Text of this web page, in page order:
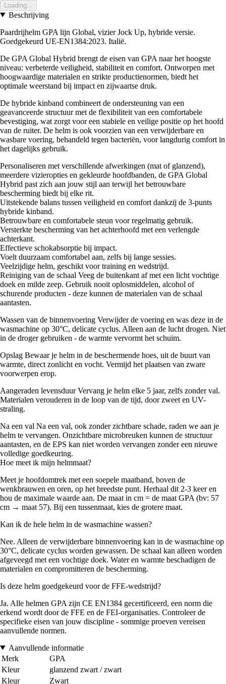
Loading...
Beschrijving
Paardrijhelm GPA lijn Global, vizier Jock Up, hybride versie.
Goedgekeurd UE-EN1384:2023. Italië.
De GPA Global Hybrid brengt de eisen van GPA naar het hoogste
niveau: verbeterde veiligheid, stabiliteit en comfort. Ontworpen met
hoogwaardige materialen en strikte productienormen, biedt het
optimale weerstand bij impact en zijwaartse druk.
De hybride kinband combineert de ondersteuning van een
geavanceerde structuur met de flexibiliteit van een comfortabele
bevestiging, wat zorgt voor een stabiele en veilige positie op het hoofd
van de ruiter. De helm is ook voorzien van een verwijderbare en
wasbare voering, behandeld tegen bacteriën, voor langdurig comfort in
het dagelijks gebruik.
Personaliseren met verschillende afwerkingen (mat of glanzend),
meerdere vizieropties en gekleurde hoofdbanden, de GPA Global
Hybrid past zich aan jouw stijl aan terwijl het betrouwbare
bescherming biedt bij elke rit.
Uitstekende balans tussen veiligheid en comfort dankzij de 3-punts
hybride kinband.
Betrouwbare en comfortabele steun voor regelmatig gebruik.
Versterkte bescherming van het achterhoofd met een verlengde
achterkant.
Effectieve schokabsorptie bij impact.
Voelt duurzaam comfortabel aan, zelfs bij lange sessies.
Veelzijdige helm, geschikt voor training en wedstrijd.
Reiniging van de schaal Veeg de buitenkant af met een licht vochtige
doek en milde zeep. Gebruik nooit oplosmiddelen, alcohol of
schurende producten - deze kunnen de materialen van de schaal
aantasten.
Wassen van de binnenvoering Verwijder de voering en was deze in de
wasmachine op 30°C, delicate cyclus. Alleen aan de lucht drogen. Niet
in de droger gebruiken - de warmte vervormt het schuim.
Opslag Bewaar je helm in de beschermende hoes, uit de buurt van
warmte, direct zonlicht en vocht. Vermijd het plaatsen van zware
voorwerpen erop.
Aangeraden levensduur Vervang je helm elke 5 jaar, zelfs zonder val.
Materialen verouderen in de loop van de tijd, door zweet en UV-
straling.
Na een val Na een val, ook zonder zichtbare schade, raden we aan je
helm te vervangen. Onzichtbare microbreuken kunnen de structuur
aantasten, en de EPS kan niet worden vervangen zonder een nieuwe
volledige goedkeuring.
Hoe meet ik mijn helmmaat?
Meet je hoofdomtrek met een soepele maatband, boven de
wenkbrauwen en oren, op het breedste punt. Herhaal dit 2-3 keer en
hou de maximale waarde aan. De maat in cm = de maat GPA (bv: 57
cm → maat 57). Bij een tussenmaat, kies de grotere maat.
Kan ik de hele helm in de wasmachine wassen?
Nee. Alleen de verwijderbare binnenvoering kan in de wasmachine op
30°C, delicate cyclus worden gewassen. De schaal kan alleen worden
afgeveegd met een vochtige doek. Water en warmte beschadigen de
materialen en compromitteren de bescherming.
Is deze helm goedgekeurd voor de FFE-wedstrijd?
Ja. Alle helmen GPA zijn CE EN1384 gecertificeerd, een norm die
erkend wordt door de FFE en de FEI-organisaties. Controleer de
specifieke eisen van jouw discipline - sommige proeven vereisen
aanvullende normen.
Aanvullende informatie
Merk
GPA
Kleur
glanzend zwart / zwart
Kleur
Zwart